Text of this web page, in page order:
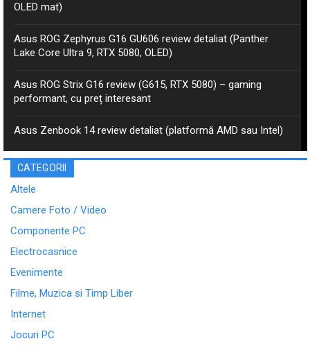
OLED mat)
Asus ROG Zephyrus G16 GU606 review detaliat (Panther
Lake Core Ultra 9, RTX 5080, OLED)
Asus ROG Strix G16 review (G615, RTX 5080) – gaming
performant, cu preț interesant
Asus Zenbook 14 review detaliat (platformă AMD sau Intel)
CATEGORII
Altele
Camere Foto / Video
Componente PC
Electrocasnice
Evenimente
Filme, Muzica si Timp Liber
Internet
Jocuri PC